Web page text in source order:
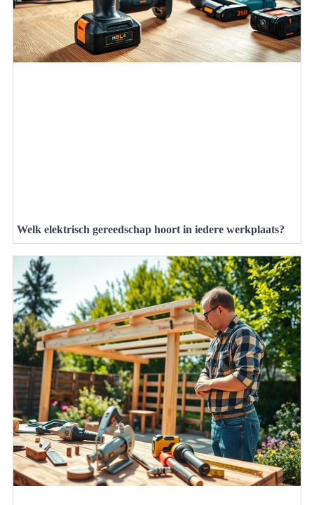
Welk elektrisch gereedschap hoort in iedere werkplaats?